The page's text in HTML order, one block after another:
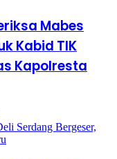
Mabes
Kabid TIK
Kapolresta